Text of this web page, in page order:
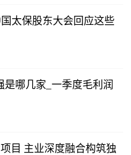
太保股东大会回应这些
哪几家_一季度毛利润
目 主业深度融合构筑独